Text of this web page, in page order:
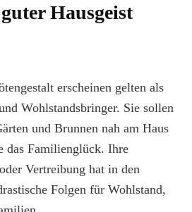
Hausgeist
erscheinen gelten als
Wohlstandsbringer. Sie sollen
und Brunnen nah am Haus
das Familienglück. Ihre
Vertreibung hat in den
Folgen für Wohlstand,